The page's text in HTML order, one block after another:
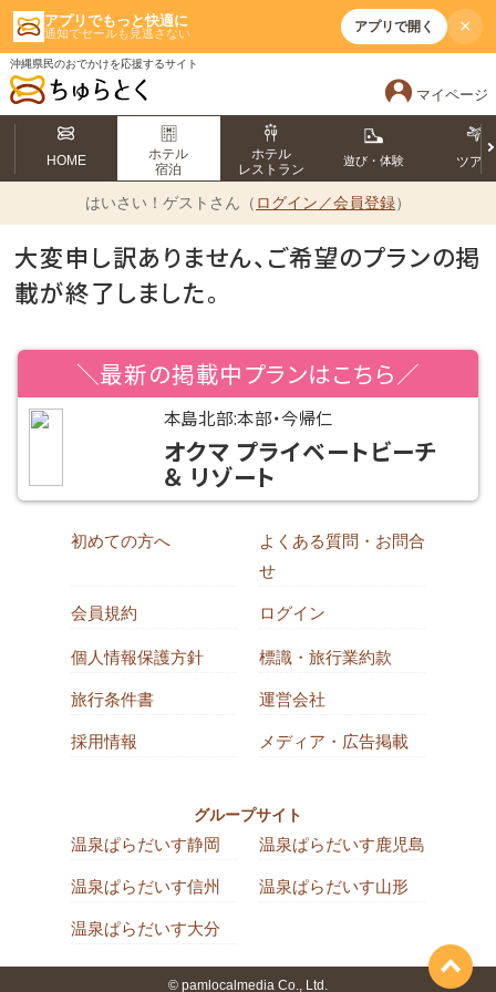
アプリでもっと快適に
通知でセールも見逃さない アプリで開く ×
沖縄県民のおでかけを応援するサイト
マイページ
HOME
ホテル
宿泊
ホテル
レストラン
遊び・体験 ツアー
はいさい！ ゲストさん（ ログイン／会員登録）
大変申し訳ありません、ご希望のプランの掲
載が終了しました。
＼最新の掲載中プランはこちら／
本島北部:本部・今帰仁
オクマ プライベートビーチ
＆ リゾート
初めての方へ
よくある質問・お問合
せ
会員規約 ログイン
個人情報保護方針 標識・旅行業約款
旅行条件書 運営会社
採用情報 メディア・広告掲載
グループサイト
温泉ぱらだいす静岡 温泉ぱらだいす鹿児島
温泉ぱらだいす信州 温泉ぱらだいす山形
温泉ぱらだいす大分
© pamlocalmedia Co., Ltd.